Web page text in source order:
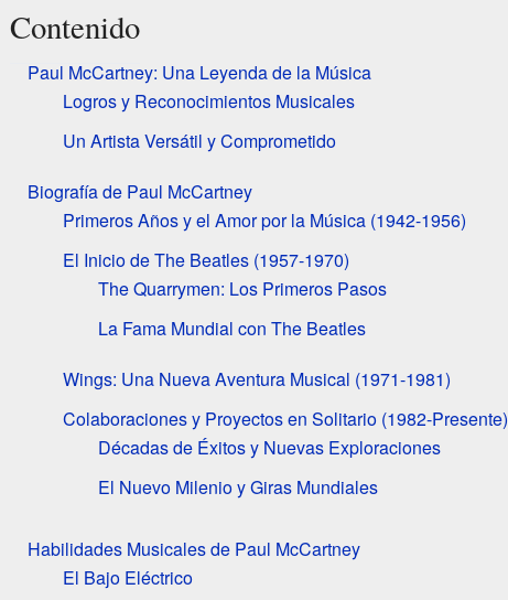
Contenido
Paul McCartney: Una Leyenda de la Música
Logros y Reconocimientos Musicales
Un Artista Versátil y Comprometido
Biografía de Paul McCartney
Primeros Años y el Amor por la Música (1942-1956)
El Inicio de The Beatles (1957-1970)
The Quarrymen: Los Primeros Pasos
La Fama Mundial con The Beatles
Wings: Una Nueva Aventura Musical (1971-1981)
Colaboraciones y Proyectos en Solitario (1982-Presente)
Décadas de Éxitos y Nuevas Exploraciones
El Nuevo Milenio y Giras Mundiales
Habilidades Musicales de Paul McCartney
El Bajo Eléctrico